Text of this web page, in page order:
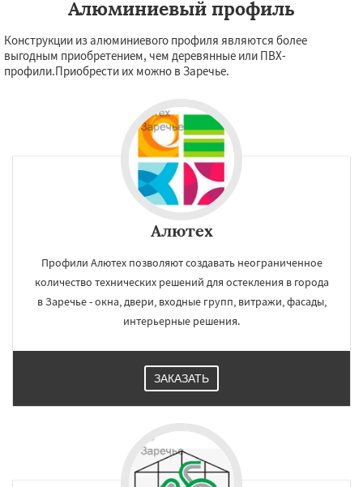
Алюминиевый профиль
Конструкции из алюминиевого профиля являются более
выгодным приобретением, чем деревянные или ПВХ-
профили.Приобрести их можно в Заречье.
Алютех
Профили Алютех позволяют создавать неограниченное
количество технических решений для остекления в города
в Заречье - окна, двери, входные групп, витражи, фасады,
интерьерные решения.
ЗАКАЗАТЬ